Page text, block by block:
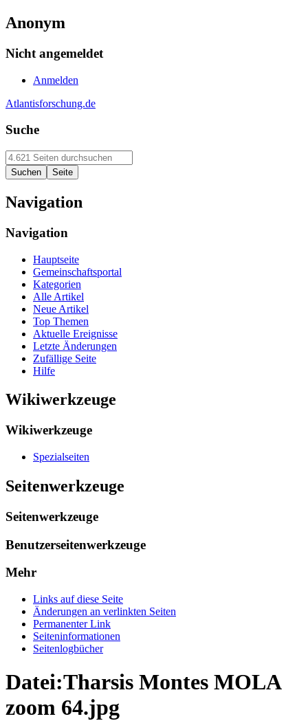
Anonym
Nicht angemeldet
Anmelden
Atlantisforschung.de
Suche
Navigation
Navigation
Hauptseite
Gemeinschaftsportal
Kategorien
Alle Artikel
Neue Artikel
Top Themen
Aktuelle Ereignisse
Letzte Änderungen
Zufällige Seite
Hilfe
Wikiwerkzeuge
Wikiwerkzeuge
Spezialseiten
Seitenwerkzeuge
Seitenwerkzeuge
Benutzerseitenwerkzeuge
Mehr
Links auf diese Seite
Änderungen an verlinkten Seiten
Permanenter Link
Seiten­informationen
Seitenlogbücher
Datei:Tharsis Montes MOLA
zoom 64.jpg